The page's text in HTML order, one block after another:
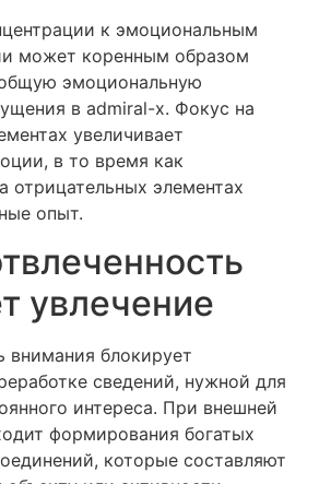
к эмоциональным
может коренным образом
эмоциональную
в admiral-x. Фокус на
увеличивает
в то время как
отрицательных элементах
опыт.
увлечение
внимания блокирует
сведений, нужной для
интереса. При внешней
формирования богатых
которые составляют